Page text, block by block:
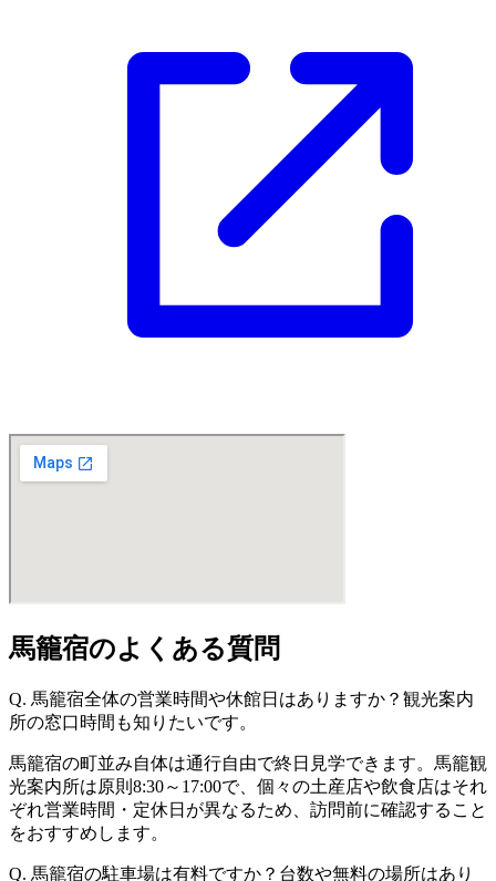
馬籠宿のよくある質問
Q. 馬籠宿全体の営業時間や休館日はありますか？観光案内
所の窓口時間も知りたいです。
馬籠宿の町並み自体は通行自由で終日見学できます。馬籠観
光案内所は原則8:30～17:00で、個々の土産店や飲食店はそれ
ぞれ営業時間・定休日が異なるため、訪問前に確認すること
をおすすめします。
Q. 馬籠宿の駐車場は有料ですか？台数や無料の場所はあり